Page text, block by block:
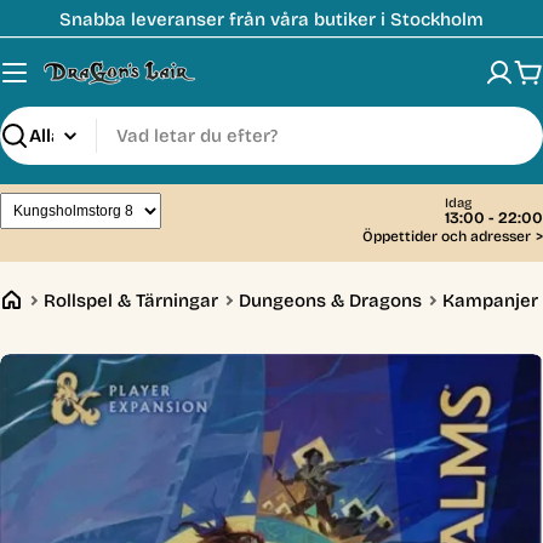
till
innehåll
Snabba leveranser från våra butiker i Stockholm
Sök
Idag
13:00 - 22:00
Öppettider och adresser >
Rollspel & Tärningar Dungeons & Dragons